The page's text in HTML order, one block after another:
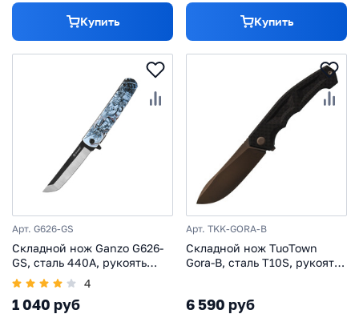
Купить Купить
Арт. G626-GS
Складной нож Ganzo G626-
GS, сталь 440А, рукоять
пластик, серый самурай
4
1 040 руб
Арт. TKK-GORA-B
Складной нож TuoTown
Gora-B, сталь T10S, рукоять
6 590 руб